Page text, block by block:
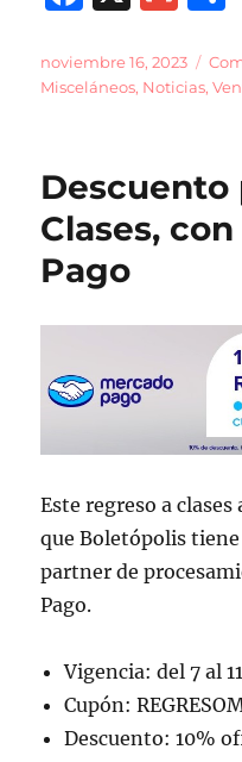
c
e
o
o
k
ai
l
Publicado
el
noviembre 16, 2023
Misceláneos, Noticias,
Descuento
Clases,
Pago
Este regreso a
que Boletópolis
partner de
Pago.
Vigencia: del 7 al
Cupón:
Descuento: 10%